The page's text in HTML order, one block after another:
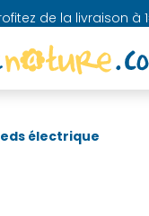
de la livraison à
électrique